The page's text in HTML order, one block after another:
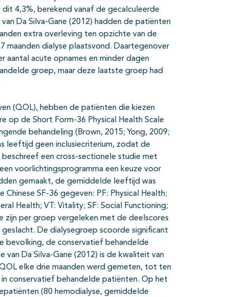
4,3%, berekend vanaf de gecalculeerde
Da Silva-Gane (2012) hadden de patiënten
extra overleving ten opzichte van de
maanden dialyse plaatsvond. Daartegenover
aantal acute opnames en minder dagen
groep, maar deze laatste groep had
(QOL), hebben de patiënten die kiezen
op de Short Form-36 Physical Health Scale
behandeling (Brown, 2015; Yong, 2009;
leeftijd geen inclusiecriterium, zodat de
een cross-sectionele studie met
voorlichtingsprogramma een keuze voor
gemaakt, de gemiddelde leeftijd was
SF-36 gegeven: PF: Physical Health;
Health; VT: Vitality; SF: Social Functioning;
zijn per groep vergeleken met de deelscores
De dialysegroep scoorde significant
bevolking, de conservatief behandelde
van Da Silva-Gane (2012) is de kwaliteit van
elke drie maanden werd gemeten, tot ten
conservatief behandelde patiënten. Op het
(80 hemodialyse, gemiddelde